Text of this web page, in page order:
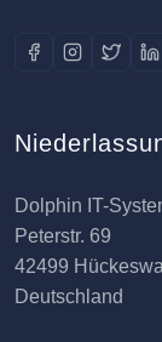
Dolphin IT-
Peterstr. 69
42499
Deutschland